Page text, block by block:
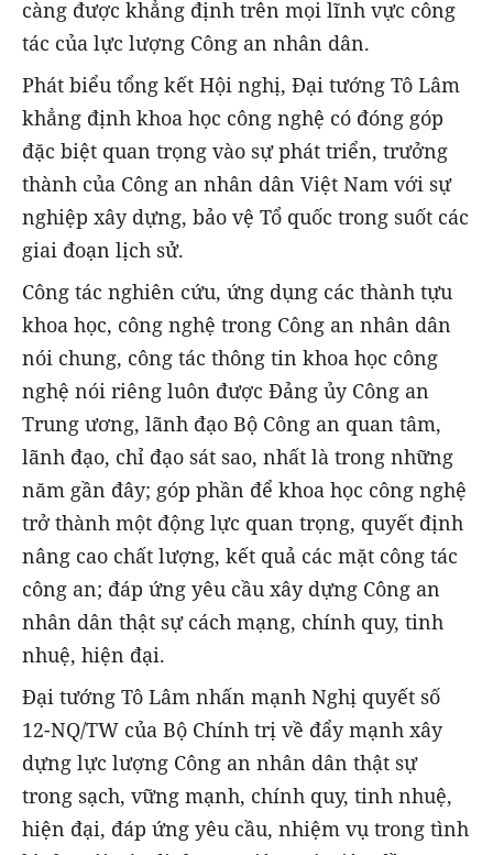
càng được khẳng định trên mọi lĩnh vực công
tác của lực lượng Công an nhân dân.
Phát biểu tổng kết Hội nghị, Đại tướng Tô Lâm
khẳng định khoa học công nghệ có đóng góp
đặc biệt quan trọng vào sự phát triển, trưởng
thành của Công an nhân dân Việt Nam với sự
nghiệp xây dựng, bảo vệ Tổ quốc trong suốt các
giai đoạn lịch sử.
Công tác nghiên cứu, ứng dụng các thành tựu
khoa học, công nghệ trong Công an nhân dân
nói chung, công tác thông tin khoa học công
nghệ nói riêng luôn được Đảng ủy Công an
Trung ương, lãnh đạo Bộ Công an quan tâm,
lãnh đạo, chỉ đạo sát sao, nhất là trong những
năm gần đây; góp phần để khoa học công nghệ
trở thành một động lực quan trọng, quyết định
nâng cao chất lượng, kết quả các mặt công tác
công an; đáp ứng yêu cầu xây dựng Công an
nhân dân thật sự cách mạng, chính quy, tinh
nhuệ, hiện đại.
Đại tướng Tô Lâm nhấn mạnh Nghị quyết số
12-NQ/TW của Bộ Chính trị về đẩy mạnh xây
dựng lực lượng Công an nhân dân thật sự
trong sạch, vững mạnh, chính quy, tinh nhuệ,
hiện đại, đáp ứng yêu cầu, nhiệm vụ trong tình